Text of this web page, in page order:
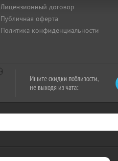
Лицензионный договор
Публичная оферта
Политика конфиденциальности
Ищите скидки поблизости,
не выходя из чата: